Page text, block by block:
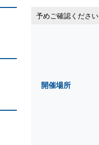
予めご確認ください
開催場所